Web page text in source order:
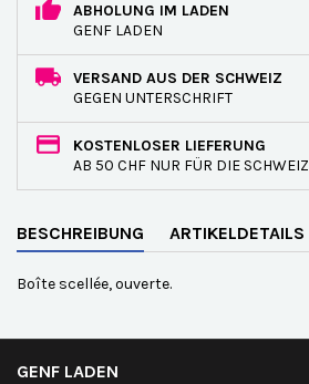
ABHOLUNG IM LADEN
GENF LADEN
VERSAND AUS DER SCHWEIZ
GEGEN UNTERSCHRIFT
KOSTENLOSER LIEFERUNG
AB 50 CHF NUR FÜR DIE SCHWEIZ
BESCHREIBUNG ARTIKELDETAILS
Boîte scellée, ouverte.
GENF LADEN